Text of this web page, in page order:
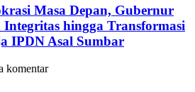
Masa Depan, Gubernur
hingga Transformasi
IPDN Asal Sumbar
komentar